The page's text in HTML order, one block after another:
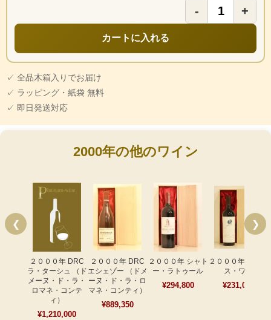
- +
カートに入れる
✓ 全品木箱入りでお届け
✓ ラッピング・紙袋 無料
✓ 即日発送対応
2000年の他のワイン
❮
２０００年 DRC
ラ・ターシュ （ド
メーヌ・ド・ラ・
ロマネ・コンテ
ィ）
¥1,210,000
２０００年 DRC
エシェゾー （ドメ
ーヌ・ド・ラ・ロ
マネ・コンティ）
¥889,350
２０００年 シャト
ー・ラトゥール
¥294,800
２０００年 オーパ
ス・ワン
¥231,000
❯